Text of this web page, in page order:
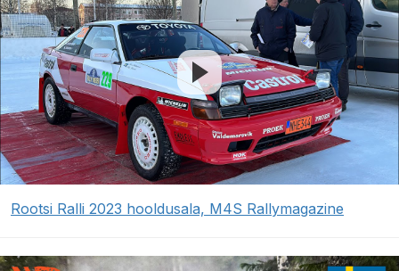
Rootsi Ralli 2023 hooldusala, M4S Rallymagazine